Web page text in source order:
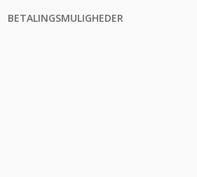
BETALINGSMULIGHEDER